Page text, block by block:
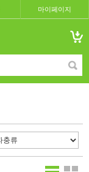
마이페이지